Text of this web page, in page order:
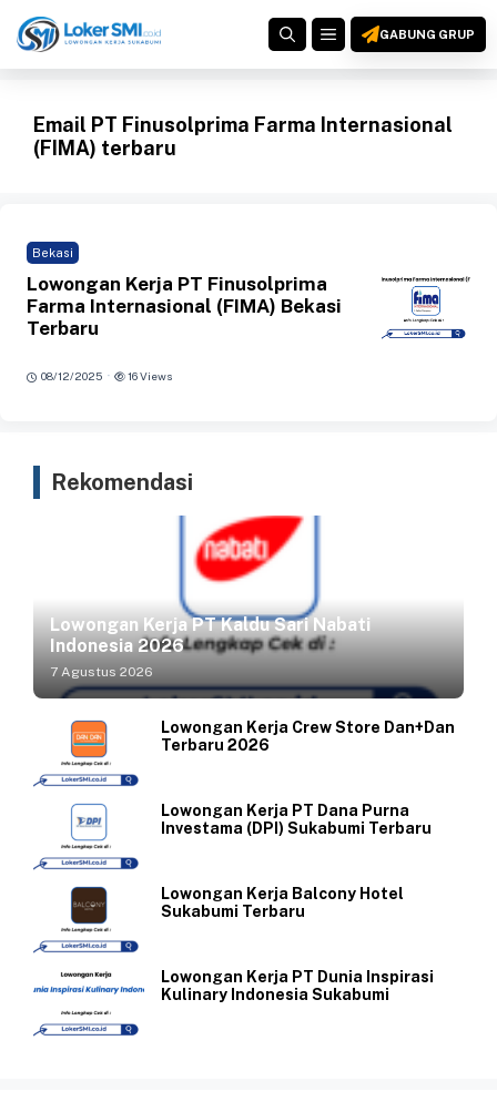
ke
MENUGABUNG GRUP
Email PT Finusolprima Farma Internasional
(FIMA) terbaru
Bekasi
Lowongan Kerja PT Finusolprima
Farma Internasional (FIMA) Bekasi
Terbaru
08/12/2025 · 16 Views
Rekomendasi
Lowongan Kerja PT Kaldu Sari Nabati
Indonesia 2026
7 Agustus 2026
Lowongan Kerja Crew Store Dan+Dan
Terbaru 2026
Lowongan Kerja PT Dana Purna
Investama (DPI) Sukabumi Terbaru
Lowongan Kerja Balcony Hotel
Sukabumi Terbaru
Lowongan Kerja PT Dunia Inspirasi
Kulinary Indonesia Sukabumi